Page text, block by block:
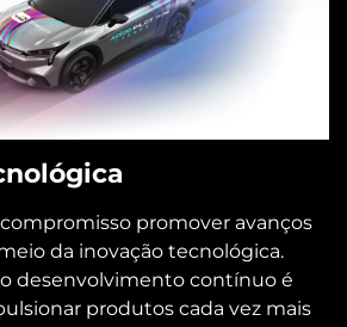
promover avanços
da inovação tecnológica.
desenvolvimento contínuo é
produtos cada vez mais
e sustentáveis. Investimos
tecnologia para oferecer
as transformações do